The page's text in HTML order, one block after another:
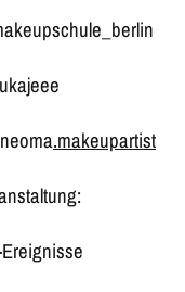
.makeupartist